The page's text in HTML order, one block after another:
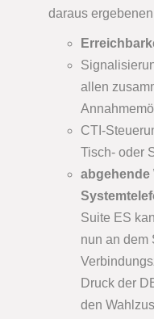
daraus ergebenen
allen
CTI-
Tisch- oder
abgehende
Suite ES
nun an dem
Druck der
den